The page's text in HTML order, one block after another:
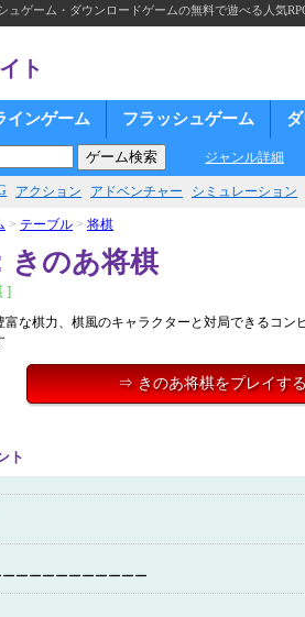
ゲーム・ダウンロードゲームの無料で遊べる人気
ト
インゲーム フラッシュゲーム
ジャンル詳細
アクション アドベンチャー シミュレーション
> テーブル > 将棋
きのあ将棋
]
富な棋力、棋風のキャラクターと対局できるコン
⇒ きのあ将棋をプレイする
ト
ーーーーーーーーーー